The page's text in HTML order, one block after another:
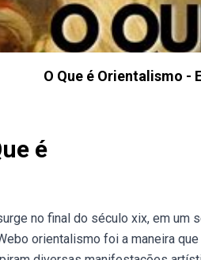
O Que é Orientalismo -
é
no final do século xix, em um
orientalismo foi a maneira